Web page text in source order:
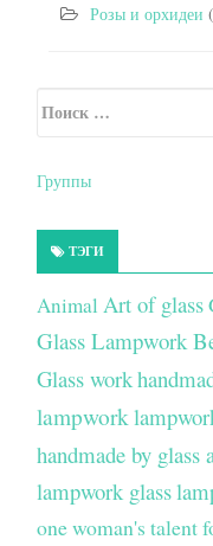
Розы и орхидеи
Secondary Sidebar
Искать:
Группы
ТЭГИ
Animal Art of glass
Glass Lampwork
Glass work
lampwork
handmade by glass
lampwork glass
one woman's talent